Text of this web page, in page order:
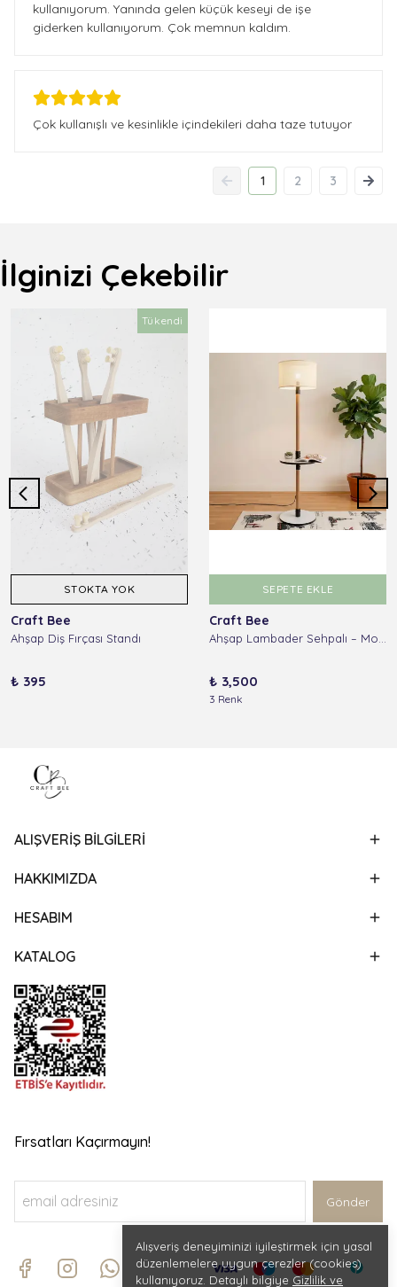
Alışveriş deneyiminizi iyileştirmek için yasal
düzenlemelere uygun çerezler (cookies)
kullanıyoruz. Detaylı bilgiye Gizlilik ve
kullanıyorum. Yanında gelen küçük keseyi de işe
giderken kullanıyorum. Çok memnun kaldım.
Çok kullanışlı ve kesinlikle içindekileri daha taze tutuyor
1 2 3
İlginizi Çekebilir
Tükendi
STOKTA YOK
Craft Bee
Ahşap Diş Fırçası Standı
₺ 395
SEPETE EKLE
Craft Bee
₺ 3,500
3 Renk
ALIŞVERİŞ BİLGİLERİ
HAKKIMIZDA
HESABIM
KATALOG
Fırsatları Kaçırmayın!
Gönder